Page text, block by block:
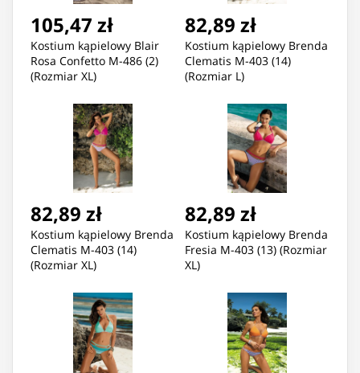
105,47 zł
Kostium kąpielowy Blair
Rosa Confetto M-486 (2)
(Rozmiar XL)
82,89 zł
Kostium kąpielowy Brenda
Clematis M-403 (14)
(Rozmiar L)
82,89 zł
Kostium kąpielowy Brenda
Clematis M-403 (14)
(Rozmiar XL)
82,89 zł
Kostium kąpielowy Brenda
Fresia M-403 (13) (Rozmiar
XL)